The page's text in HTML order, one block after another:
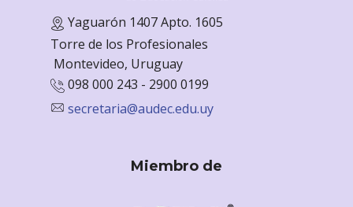
Yaguarón 1407 Apto. 1605
Torre de los Profesionales
Montevideo, Uruguay
098 000 243 - 2900 0199
secretaria@audec.edu.uy
Miembro de